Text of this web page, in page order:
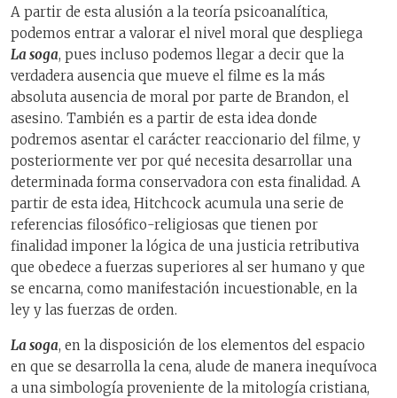
A partir de esta alusión a la teoría psicoanalítica,
podemos entrar a valorar el nivel moral que despliega
La soga, pues incluso podemos llegar a decir que la
verdadera ausencia que mueve el filme es la más
absoluta ausencia de moral por parte de Brandon, el
asesino. También es a partir de esta idea donde
podremos asentar el carácter reaccionario del filme, y
posteriormente ver por qué necesita desarrollar una
determinada forma conservadora con esta finalidad. A
partir de esta idea, Hitchcock acumula una serie de
referencias filosófico-religiosas que tienen por
finalidad imponer la lógica de una justicia retributiva
que obedece a fuerzas superiores al ser humano y que
se encarna, como manifestación incuestionable, en la
ley y las fuerzas de orden.
La soga, en la disposición de los elementos del espacio
en que se desarrolla la cena, alude de manera inequívoca
a una simbología proveniente de la mitología cristiana,